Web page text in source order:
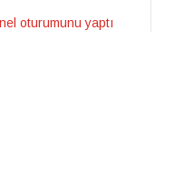
oturumunu yaptı